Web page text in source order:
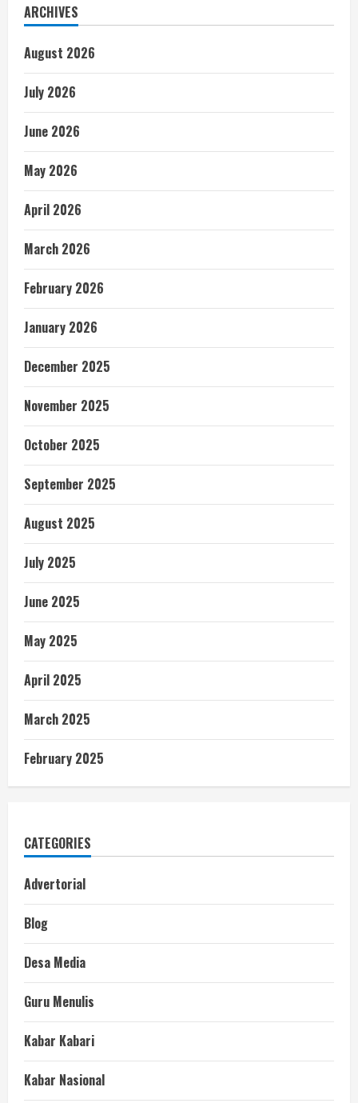
ARCHIVES
August 2026
July 2026
June 2026
May 2026
April 2026
March 2026
February 2026
January 2026
December 2025
November 2025
October 2025
September 2025
August 2025
July 2025
June 2025
May 2025
April 2025
March 2025
February 2025
CATEGORIES
Advertorial
Blog
Desa Media
Guru Menulis
Kabar Kabari
Kabar Nasional